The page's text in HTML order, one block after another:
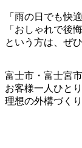
「雨の日でも快
「おしゃれで後
という方は、ぜ
富士市・富士宮
お客様一人ひと
理想の外構づく